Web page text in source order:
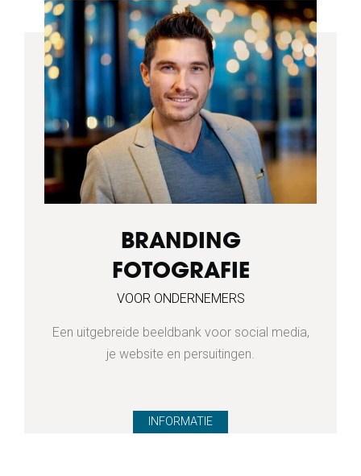
BRANDING
FOTOGRAFIE
VOOR ONDERNEMERS
Een uitgebreide beeldbank voor social media,
je website en persuitingen.
INFORMATIE